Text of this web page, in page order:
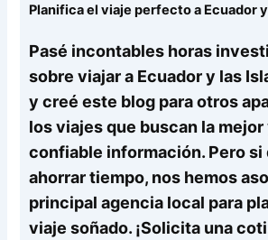
Planifica el viaje perfecto a Ecuador
Pasé incontables horas
sobre viajar a Ecuador y las
y creé este blog para otros
los viajes que buscan la mejor
confiable información. Pero si
ahorrar tiempo, nos hemos
principal agencia local para
viaje soñado. ¡Solicita una